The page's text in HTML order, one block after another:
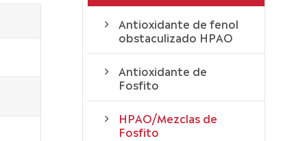
Antioxidante de fenol
obstaculizado HPAO
Antioxidante de
Fosfito
HPAO/Mezclas de
Fosfito